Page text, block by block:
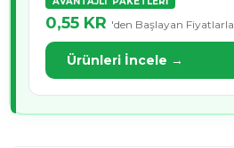
0,55 KR 'den Başlayan Fiyatlarla
Ürünleri İncele →